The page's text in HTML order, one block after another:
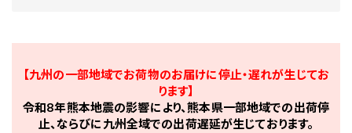
【九州の一部地域でお荷物のお届けに停止・遅れが生じてお
ります】
令和8年熊本地震の影響により、熊本県一部地域での出荷停
止、ならびに九州全域での出荷遅延が生じております。